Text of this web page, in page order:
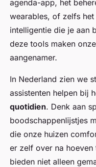
agenda-app, het
wearables, of zelfs
intelligentie die je aan
deze tools maken
aangenamer.
In Nederland zien we
assistenten helpen bij
quotidien. Denk aan
boodschappenlijstjes
die onze huizen
er zelf over na hoeven
bieden niet alleen